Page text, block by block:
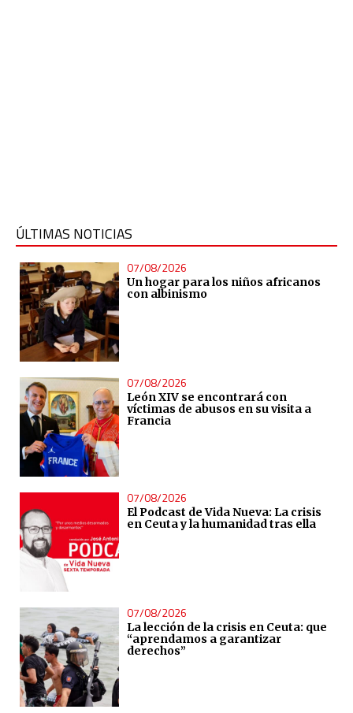
ÚLTIMAS NOTICIAS
07/08/2026
Un hogar para los niños africanos
con albinismo
07/08/2026
León XIV se encontrará con
víctimas de abusos en su visita a
Francia
07/08/2026
El Podcast de Vida Nueva: La crisis
en Ceuta y la humanidad tras ella
07/08/2026
La lección de la crisis en Ceuta: que
“aprendamos a garantizar
derechos”